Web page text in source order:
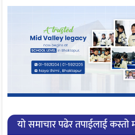
यो समाचार पढेर तपाईलाई